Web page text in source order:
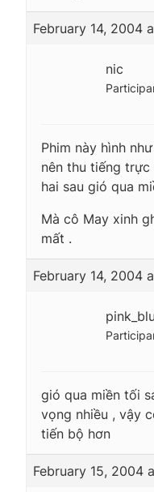
February 14, 2004
nic
Phim này hình
nên thu tiếng
hai sau gió qua
Mà cô May xinh
mất .
February 14, 2004
gió qua miền tối
vọng nhiều , vậy
tiến bộ hơn
February 15, 2004